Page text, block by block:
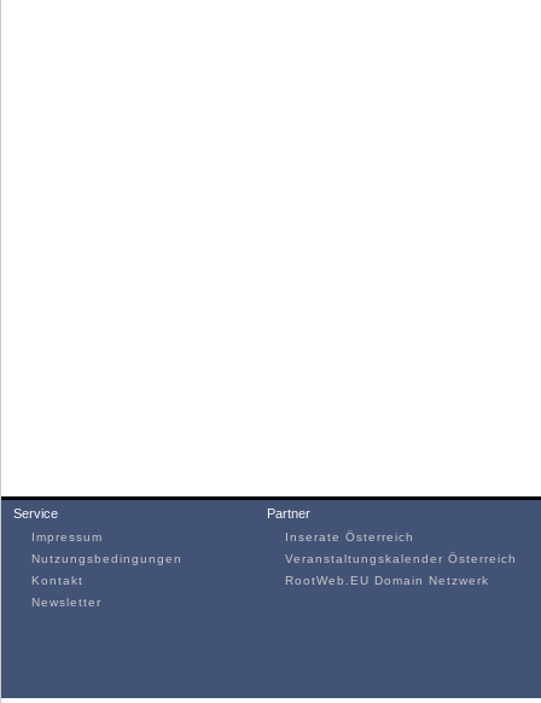
Service
Impressum
Nutzungsbedingungen
Kontakt
Newsletter
Partner
Inserate Österreich
Veranstaltungskalender Österreich
RootWeb.EU Domain Netzwerk